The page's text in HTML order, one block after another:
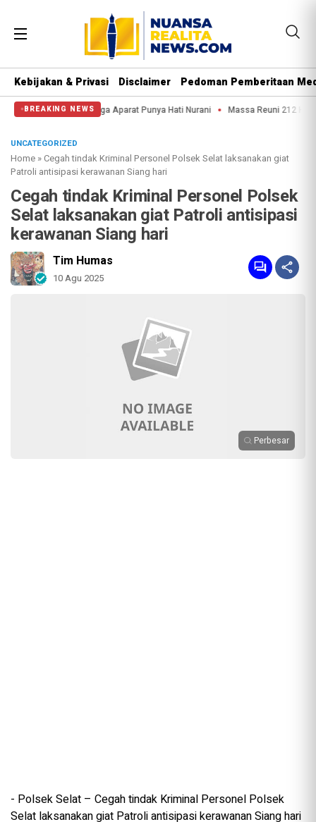
Kebijakan & Privasi Disclaimer Pedoman Pemberitaan
BREAKING NEWS
Semoga Aparat Punya Hati Nurani Massa Reuni 212 Hanya Bisa
UNCATEGORIZED
Home »Cegah tindak Kriminal Personel Polsek Selat laksanakan giat
Patroli antisipasi kerawanan Siang hari
Cegah tindak Kriminal Personel Polsek
Selat laksanakan giat Patroli antisipasi
kerawanan Siang hari
Tim Humas
10 Agu 2025
Perbesar
‎- Polsek Selat – Cegah tindak Kriminal Personel Polsek
Selat laksanakan giat Patroli antisipasi kerawanan Siang hari